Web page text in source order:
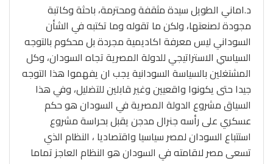
د.اماني الطويل سيدة مثقفة ومحترمة، باحثة وكاتبة
مجودة لصنعتها، ولكن ما تقوله وما تكتبه في الشأن
السوداني ليس معرفة اكاديمية مجردة بل محكوم بالتوجه
السياسي الاستراتيجي للدولة المصرية تجاه السودان، وكل
المشتغلين بالسياسة السودانية يجب ان يفهموا هذا التوجه
جيدا حتى يكونوا واقعيين وغير قابلين للتضليل، وفي هذا
السياق مشروع الدولة المصرية في السودان هو حكم
عسكري على رأسه جنرال مدجن يقبل بحراسة مشروع
استتباع السودان لمصر سياسيا واقتصاديا ، النظام الذي
تسعى مصر لاقامته في السودان هو النظام العاجز تماما